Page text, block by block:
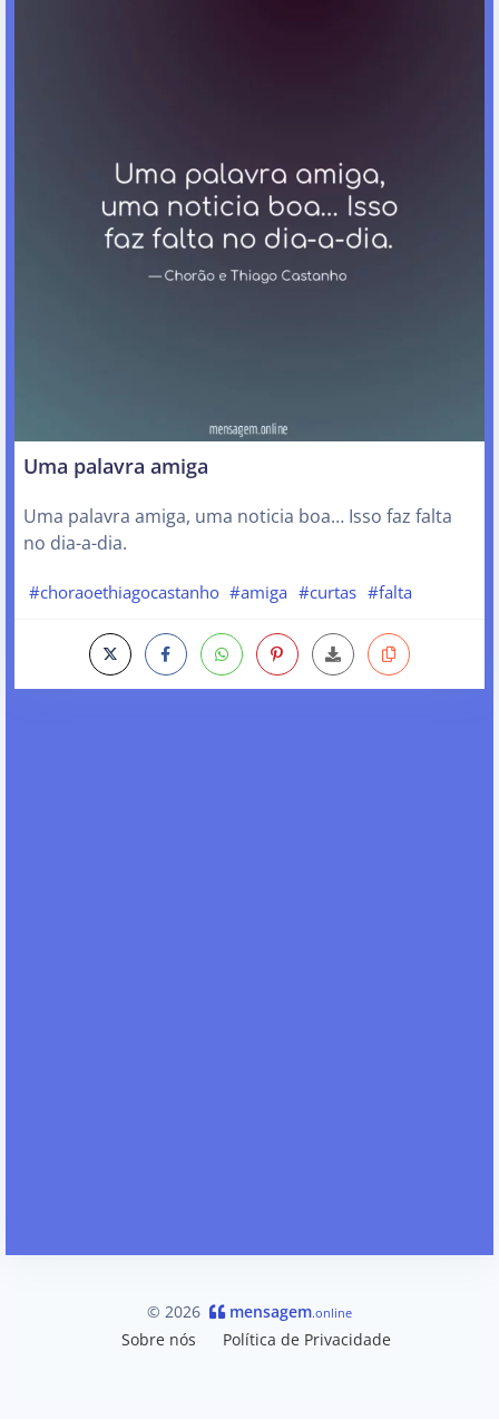
Uma palavra amiga
Uma palavra amiga, uma noticia boa… Isso faz falta
no dia-a-dia.
#choraoethiagocastanho #amiga #curtas #falta
© 2026 mensagem.online
Sobre nós Política de Privacidade